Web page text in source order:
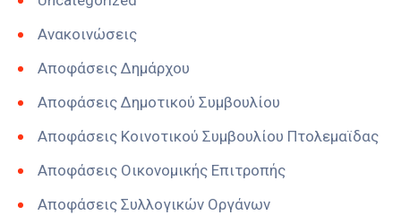
Ανακοινώσεις
Αποφάσεις Δημάρχου
Αποφάσεις Δημοτικού Συμβουλίου
Αποφάσεις Κοινοτικού Συμβουλίου Πτολεμαϊδας
Αποφάσεις Οικονομικής Επιτροπής
Αποφάσεις Συλλογικών Οργάνων